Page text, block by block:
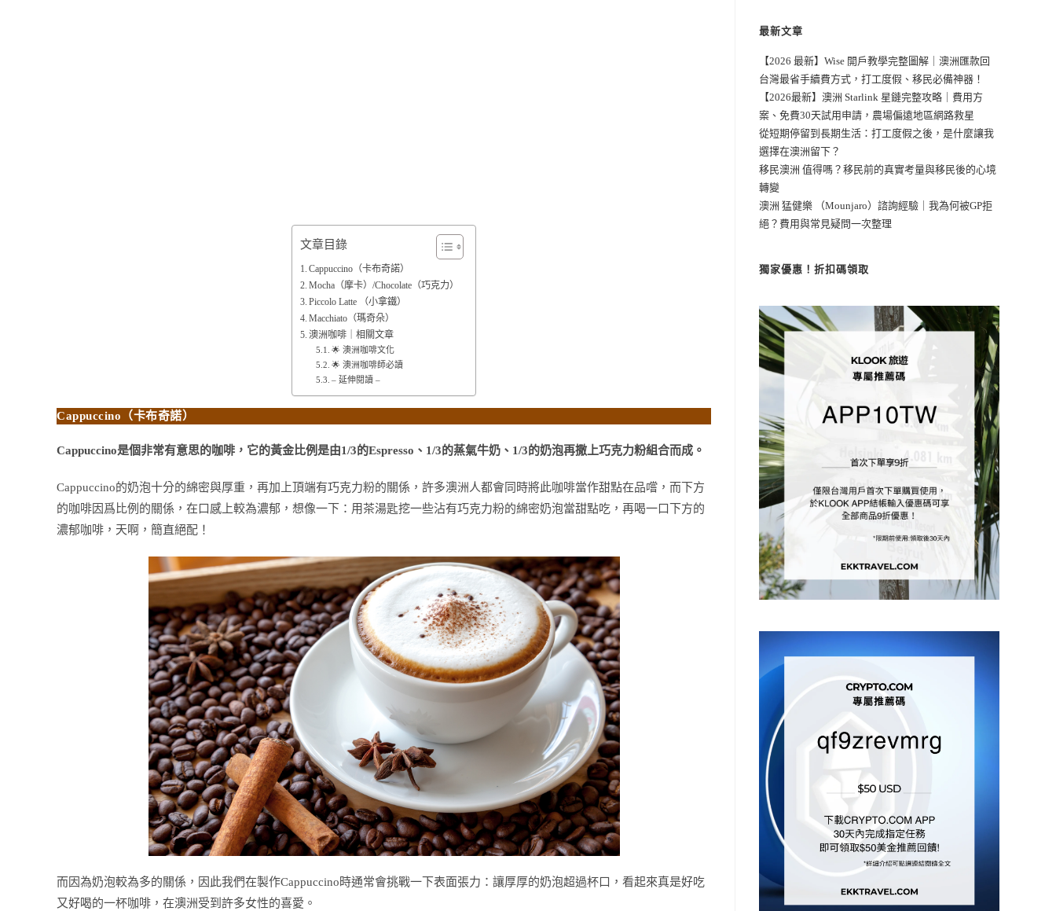
文章目錄
Cappuccino（卡布奇諾）
Mocha（摩卡）/Chocolate（巧克力）
Piccolo Latte （小拿鐵）
Macchiato（瑪奇朵）
澳洲咖啡｜相關文章
🌟 澳洲咖啡文化
🌟 澳洲咖啡師必讀
– 延伸閱讀 –
Cappuccino（卡布奇諾）
Cappuccino是個非常有意思的咖啡，它的黃金比例是由1/3的Espresso、1/3的蒸氣牛奶、1/3的奶泡再撒上巧克力粉組合而成。
Cappuccino的奶泡十分的綿密與厚重，再加上頂端有巧克力粉的關係，許多澳洲人都會同時將此咖啡當作甜點在品嚐，而下方
的咖啡因爲比例的關係，在口感上較為濃郁，想像一下：用茶湯匙挖一些沾有巧克力粉的綿密奶泡當甜點吃，再喝一口下方的
濃郁咖啡，天啊，簡直絕配！
而因為奶泡較為多的關係，因此我們在製作Cappuccino時通常會挑戰一下表面張力：讓厚厚的奶泡超過杯口，看起來真是好吃
又好喝的一杯咖啡，在澳洲受到許多女性的喜愛。
最新文章
【2026 最新】Wise 開戶教學完整圖解｜澳洲匯款回
台灣最省手續費方式，打工度假、移民必備神器！
【2026最新】澳洲 Starlink 星鏈完整攻略｜費用方
案、免費30天試用申請，農場偏遠地區網路救星
從短期停留到長期生活：打工度假之後，是什麼讓我
選擇在澳洲留下？
移民澳洲 值得嗎？移民前的真實考量與移民後的心境
轉變
澳洲 猛健樂 （Mounjaro）諮詢經驗｜我為何被GP拒
絕？費用與常見疑問一次整理
獨家優惠！折扣碼領取